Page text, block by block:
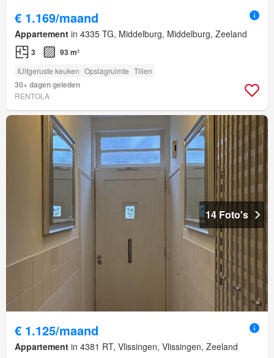
€ 1.169/maand
Appartement in 4335 TG, Middelburg, Middelburg, Zeeland
3 93 m²
IUitgeruste keuken Opslagruimte Tillen
30+ dagen geleden
RENTOLA
14 Foto's
€ 1.125/maand
Appartement in 4381 RT, Vlissingen, Vlissingen, Zeeland